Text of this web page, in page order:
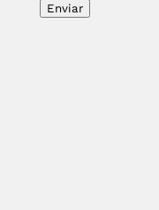
Enviar